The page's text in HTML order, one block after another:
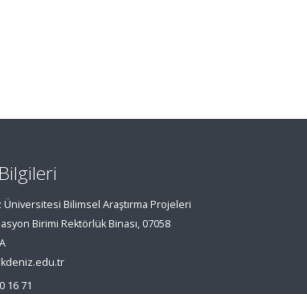
Üniversitesi Bilimsel Araştırma Projeleri
Birimi Rektörlük Binası, 07058
16 71